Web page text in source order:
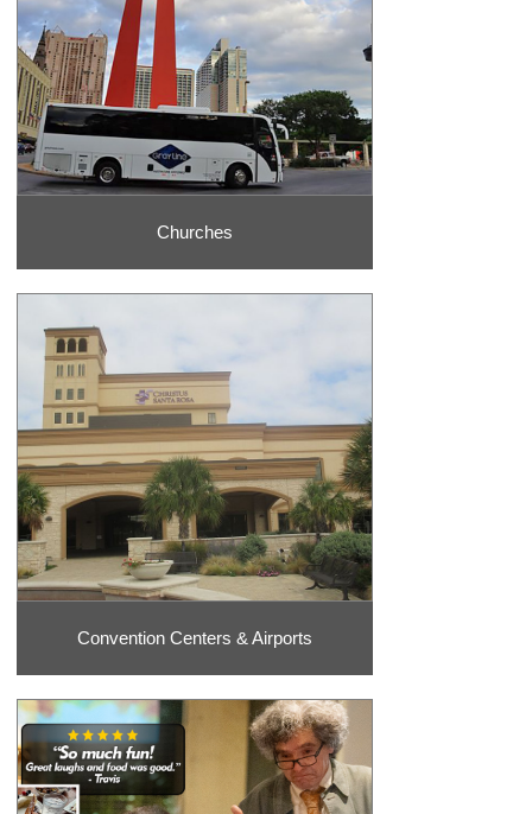
Churches
Convention Centers & Airports